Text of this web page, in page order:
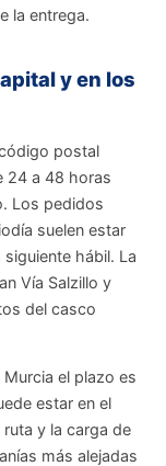
la entrega.
y en los
postal
24 a 48 horas
Los pedidos
suelen estar
hábil. La
Vía Salzillo y
del casco
el plazo es
estar en el
y la carga de
más alejadas